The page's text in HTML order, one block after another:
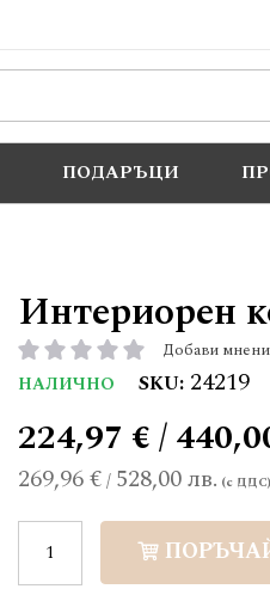
ПОДАРЪЦИ
Интериорен
рейтинг: Добави
НАЛИЧНО SKU 24219
269,96 €/ 528,00 лв.
224,97 € /